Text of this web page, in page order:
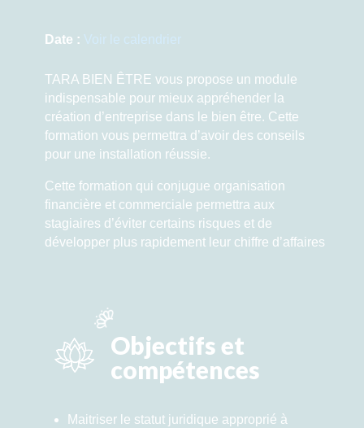
Date : Voir le calendrier
TARA BIEN ÊTRE vous propose un module
indispensable pour mieux appréhender la
création d’entreprise dans le bien être. Cette
formation vous permettra d’avoir des conseils
pour une installation réussie.
Cette formation qui conjugue organisation
financière et commerciale permettra aux
stagiaires d’éviter certains risques et de
développer plus rapidement leur chiffre d’affaires
Objectifs et
compétences
Maitriser le statut juridique approprié à